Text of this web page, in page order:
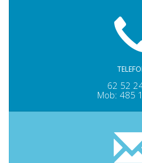
62 52
Mob: 485